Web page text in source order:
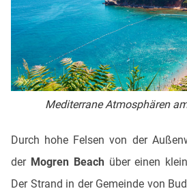
Mediterrane Atmosphären
Durch hohe Felsen von der
der Mogren Beachüber einen
Der Strand in der Gemeinde von